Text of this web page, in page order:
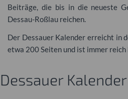
Beiträge, die bis in die neueste
Dessau-Roßlau reichen.
Der Dessauer Kalender erreicht in
etwa 200 Seiten und ist immer
Dessauer